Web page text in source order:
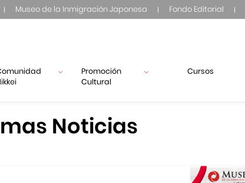
Museo de la Inmigración Japonesa Fondo Editorial
Promoción
Cultural
Cursos
Noticias